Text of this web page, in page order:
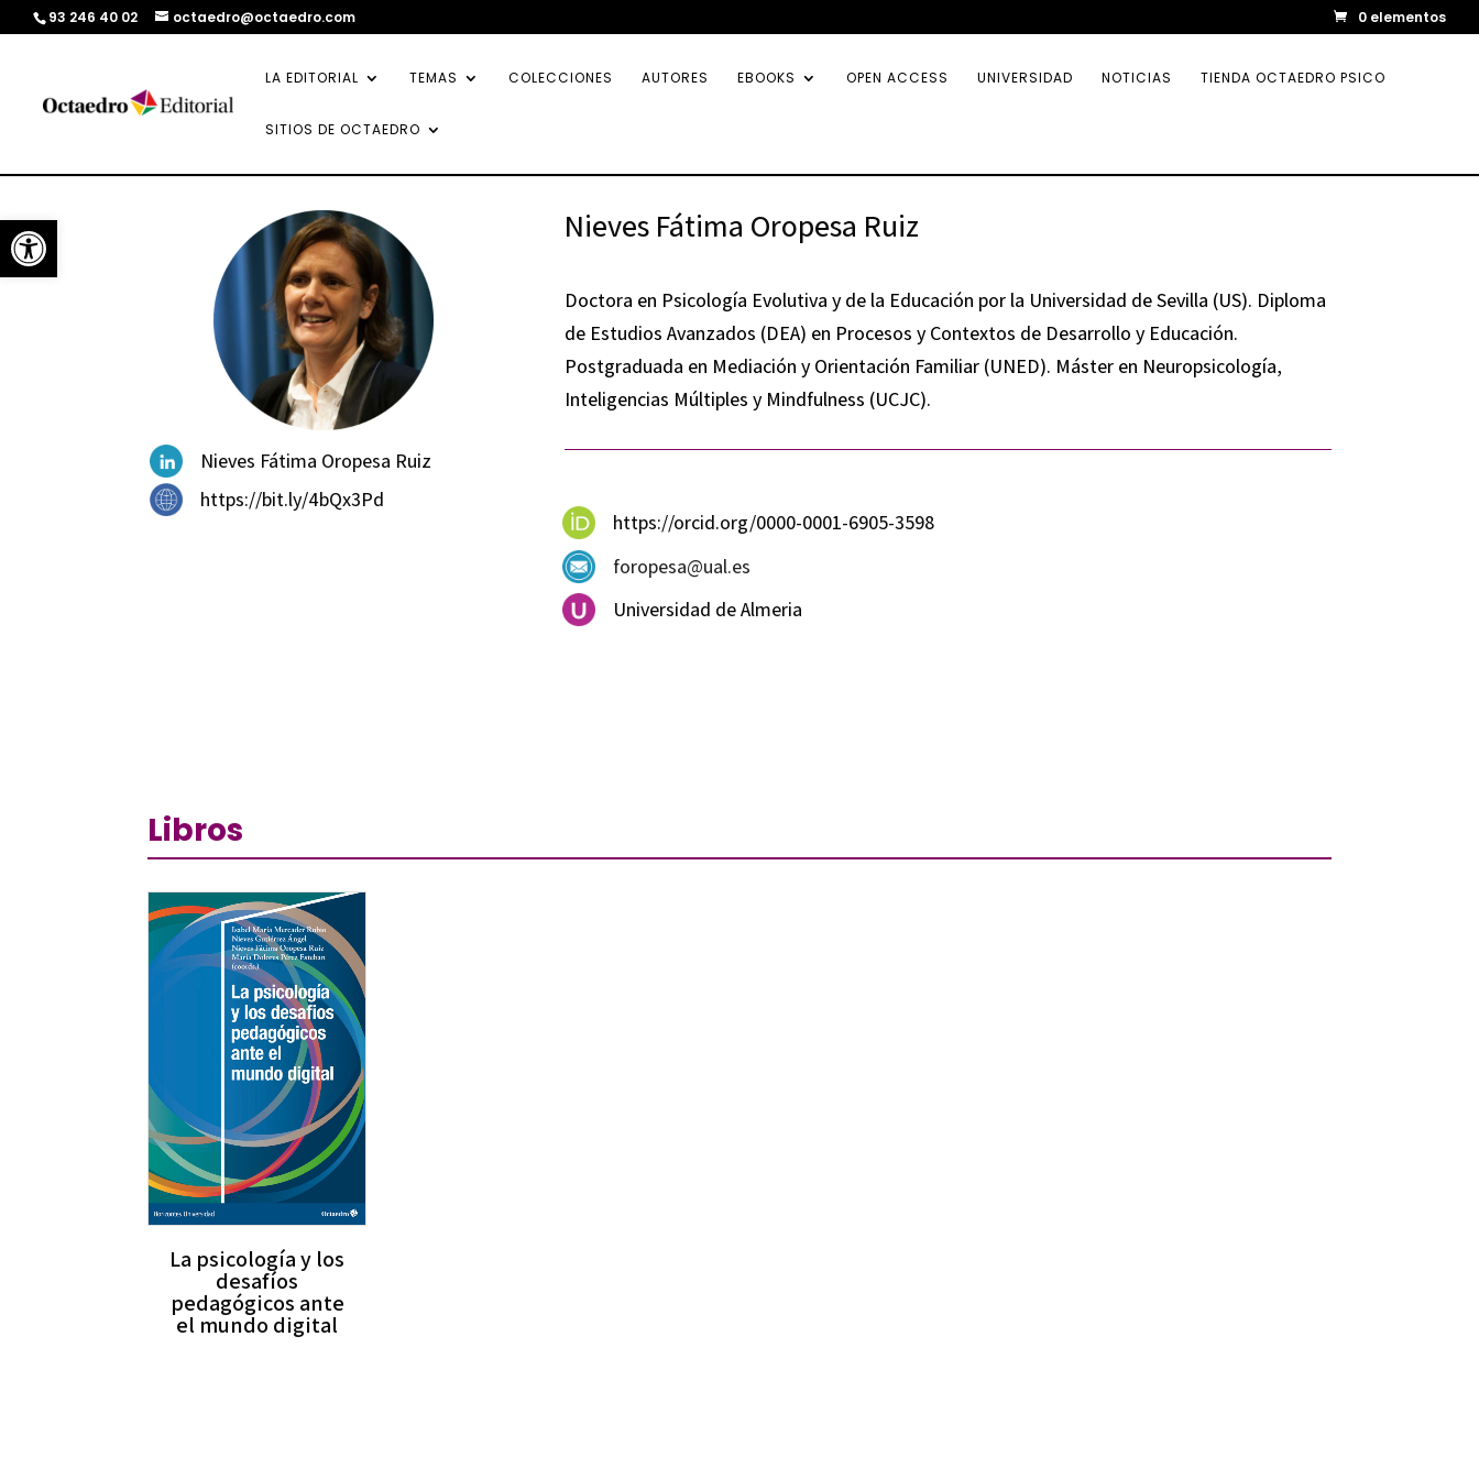
Abrir barra de herramientas
93 246 40 02 octaedro@octaedro.com 0 elementos
LA EDITORIAL TEMAS COLECCIONES AUTORES EBOOKS OPEN ACCESS UNIVERSIDAD NOTICIAS TIENDA OCTAEDRO PSICO
SITIOS DE OCTAEDRO
Nieves Fátima Oropesa Ruiz
https://bit.ly/4bQx3Pd
Nieves Fátima Oropesa Ruiz
Doctora en Psicología Evolutiva y de la Educación por la Universidad de Sevilla (US). Diploma
de Estudios Avanzados (DEA) en Procesos y Contextos de Desarrollo y Educación.
Postgraduada en Mediación y Orientación Familiar (UNED). Máster en Neuropsicología,
Inteligencias Múltiples y Mindfulness (UCJC).
https://orcid.org/0000-0001-6905-3598
foropesa@ual.es
Universidad de Almeria
Libros
La psicología y los
desafíos
pedagógicos ante
el mundo digital